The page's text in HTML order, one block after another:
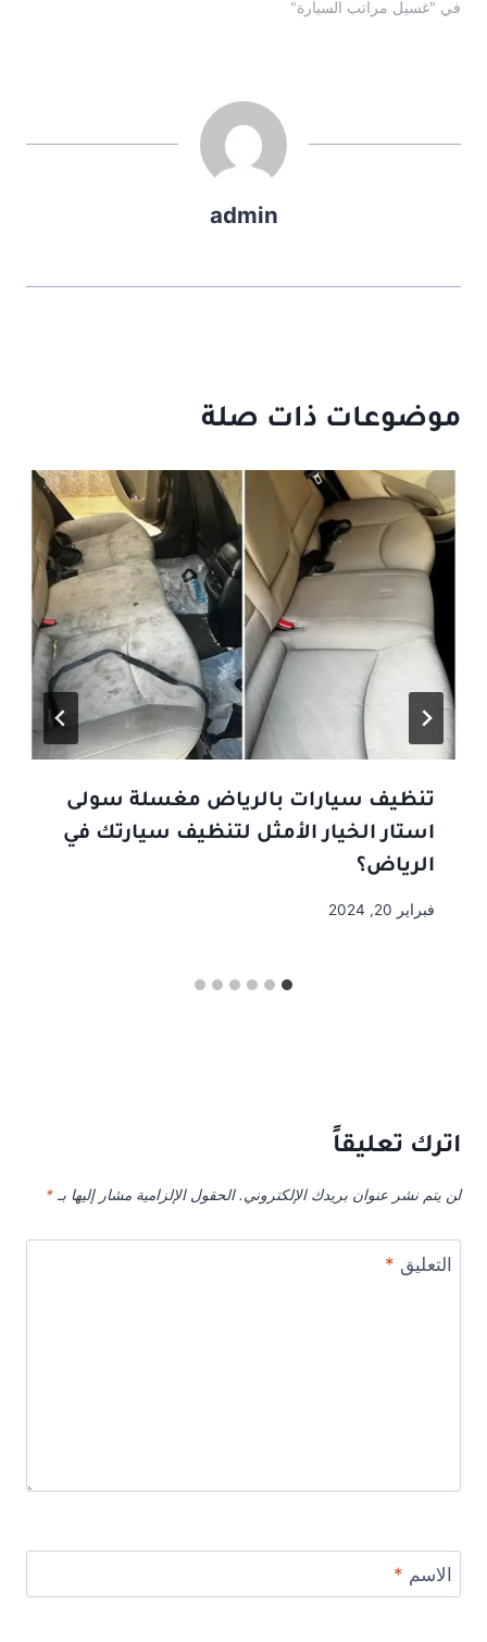
في "غسيل مراتب السيارة"
admin
موضوعات ذات صلة
تنظيف سيارات بالرياض مغسلة سولى
استار الخيار الأمثل لتنظيف سيارتك في
الرياض؟
فبراير 20, 2024
اترك تعليقاً
لن يتم نشر عنوان بريدك الإلكتروني. الحقول الإلزامية مشار إليها بـ *
التعليق *
الاسم *